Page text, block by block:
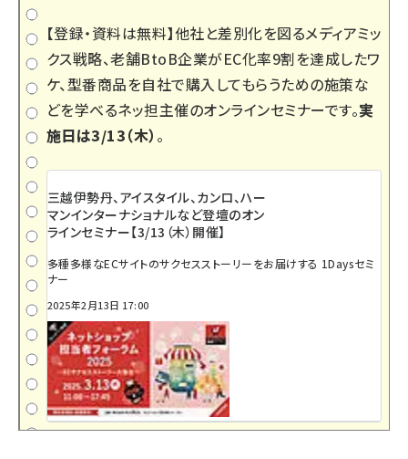
【登録・資料は無料】他社と差別化を図るメディアミッ
クス戦略、老舗BtoB企業がEC化率9割を達成したワ
ケ、型番商品を自社で購入してもらうための施策な
どを学べるネッ担主催のオンラインセミナーです。実
施日は3/13（木） 。
三越伊勢丹、アイスタイル、カンロ、ハー
マンインターナショナルなど登壇のオン
ラインセミナー【3/13（木）開催】
多種多様なECサイトのサクセスストーリーをお届けする 1Daysセミ
ナー
2025年2月13日 17:00